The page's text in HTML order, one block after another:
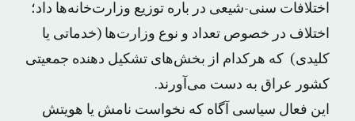
اختلافات سنی-شیعی در باره توزیع وزارت‌خانه‌ها داد؛
اختلاف در خصوص تعداد و نوع وزارت‌ها (خدماتی یا
کلیدی) که هرکدام از بخش‌های تشکیل دهنده جمعیتی
کشور عراق به دست می‌آورند.
این فعال سیاسی آگاه که نخواست نامش یا هویتش